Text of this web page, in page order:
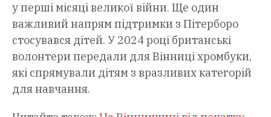
у перші місяці великої війни. Ще один
важливий напрям підтримки з Пітерборо
стосувався дітей. У 2024 році британські
волонтери передали для Вінниці хромбуки,
які спрямували дітям з вразливих категорій
для навчання.